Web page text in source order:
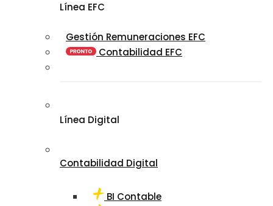
Línea EFC
Gestión Remuneraciones EFC
Contabilidad EFC
Línea Digital
Contabilidad Digital
BI Contable